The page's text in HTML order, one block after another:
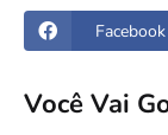
Facebook
Você Vai